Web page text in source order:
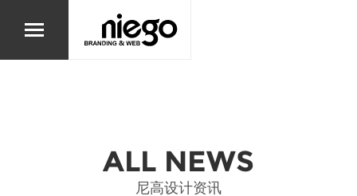
ALL NEWS
尼高设计资讯